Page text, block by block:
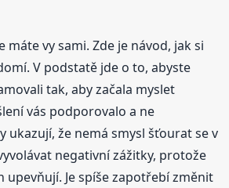
máte vy sami. Zde je návod, jak si
V podstatě jde o to, abyste
tak, aby začala myslet
vás podporovalo a ne
ukazují, že nemá smysl šťourat se v
negativní zážitky, protože
upevňují. Je spíše zapotřebí změnit